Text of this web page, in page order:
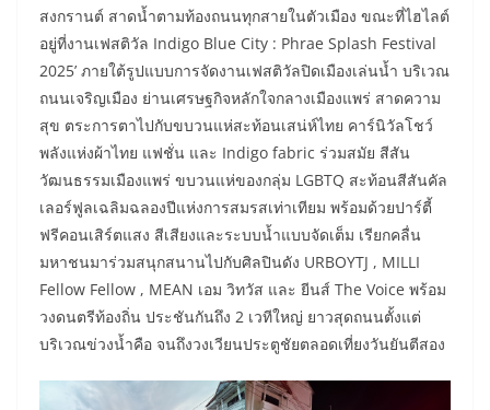
สงกรานต์ สาดน้ำตามท้องถนนทุกสายในตัวเมือง ขณะที่ไฮไลต์
อยู่ที่งานเฟสติวัล Indigo Blue City : Phrae Splash Festival
2025’ ภายใต้รูปแบบการจัดงานเฟสติวัลปิดเมืองเล่นน้ำ บริเวณ
ถนนเจริญเมือง ย่านเศรษฐกิจหลักใจกลางเมืองแพร่ สาดความ
สุข ตระการตาไปกับขบวนแห่สะท้อนเสน่ห์ไทย คาร์นิวัลโชว์
พลังแห่งผ้าไทย แฟชั่น และ Indigo fabric ร่วมสมัย สีสัน
วัฒนธรรมเมืองแพร่ ขบวนแห่ของกลุ่ม LGBTQ สะท้อนสีสันคัล
เลอร์ฟูลเฉลิมฉลองปีแห่งการสมรสเท่าเทียม พร้อมด้วยปาร์ตี้
ฟรีคอนเสิร์ตแสง สีเสียงและระบบน้ำแบบจัดเต็ม เรียกคลื่น
มหาชนมาร่วมสนุกสนานไปกับศิลปินดัง URBOYTJ , MILLI
Fellow Fellow , MEAN เอม วิทวัส และ ยีนส์ The Voice พร้อม
วงดนตรีท้องถิ่น ประชันกันถึง 2 เวทีใหญ่ ยาวสุดถนนตั้งแต่
บริเวณข่วงน้ำคือ จนถึงวงเวียนประตูชัยตลอดเที่ยงวันยันตีสอง